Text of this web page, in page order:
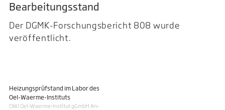
Bearbeitungsstand
Der DGMK-Forschungsbericht 808 wurde
veröffentlicht.
Heizungsprüfstand im Labor des
Oel-Waerme-Instituts
OWI Oel-Waerme-Institut gGmbH An-